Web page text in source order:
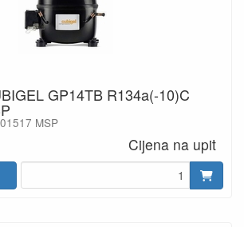
GP14TB R134a(-10)C
MSP
Cijena na upit